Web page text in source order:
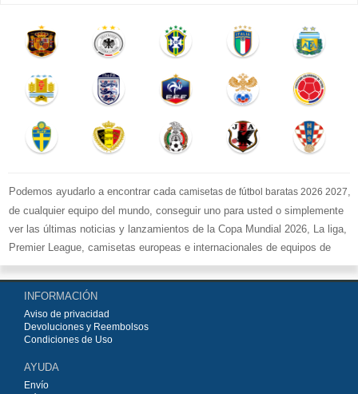
Podemos ayudarlo a encontrar cada camisetas de fútbol baratas 2026 2027
de cualquier equipo del mundo, conseguir uno para usted o simplemente
ver las últimas noticias y lanzamientos de la Copa Mundial 2026, La liga,
Premier League, camisetas europeas e internacionales de equipos de
fútbol y kits.
Comprecamisetas de fútbol baratas replicasen la tienda deportiva
más grande de Europa. ¡Grandes ofertas en todas las camisetas del club
de fútbol, ​​kits europeos e internacionales, todo a los precios más bajos!
Compre nuestra gran selección de
INFORMACIÓN
Aviso de privacidad
Devoluciones y Reembolsos
Condiciones de Uso
AYUDA
Envío